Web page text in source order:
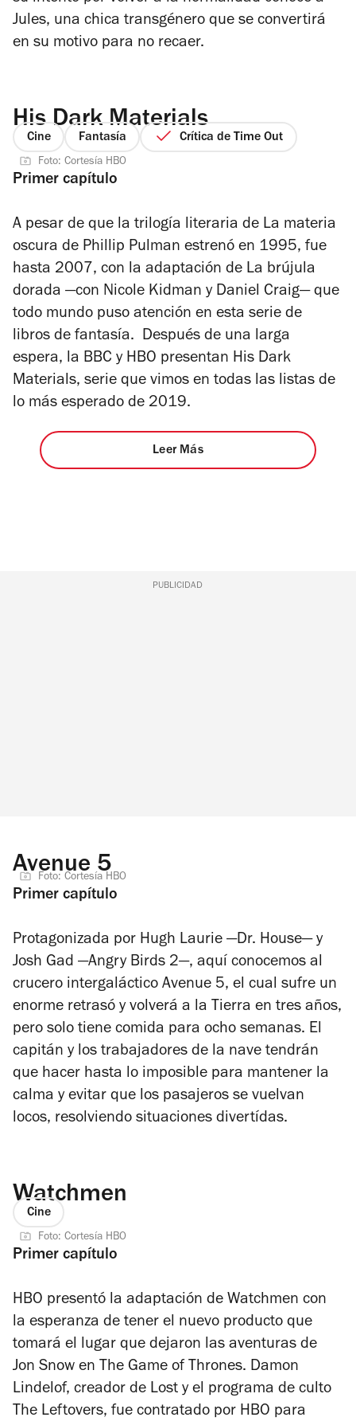
Jules, una chica transgénero que se convertirá
en su motivo para no recaer.
His Dark Materials
Cine Fantasía Crítica de Time Out
Foto: Cortesía HBO
Primer capítulo
A pesar de que la trilogía literaria de La materia
oscura de Phillip Pulman estrenó en 1995, fue
hasta 2007, con la adaptación de La brújula
dorada —con Nicole Kidman y Daniel Craig— que
todo mundo puso atención en esta serie de
libros de fantasía. Después de una larga
espera, la BBC y HBO presentan His Dark
Materials, serie que vimos en todas las listas de
lo más esperado de 2019.
Leer Más
PUBLICIDAD
Avenue 5
Foto: Cortesía HBO
Primer capítulo
Protagonizada por Hugh Laurie —Dr. House— y
Josh Gad —Angry Birds 2—, aquí conocemos al
crucero intergaláctico Avenue 5, el cual sufre un
enorme retrasó y volverá a la Tierra en tres años,
pero solo tiene comida para ocho semanas. El
capitán y los trabajadores de la nave tendrán
que hacer hasta lo imposible para mantener la
calma y evitar que los pasajeros se vuelvan
locos, resolviendo situaciones divertídas.
Watchmen
Cine
Foto: Cortesía HBO
Primer capítulo
HBO presentó la adaptación de Watchmen con
la esperanza de tener el nuevo producto que
tomará el lugar que dejaron las aventuras de
Jon Snow en The Game of Thrones. Damon
Lindelof, creador de Lost y el programa de culto
The Leftovers, fue contratado por HBO para